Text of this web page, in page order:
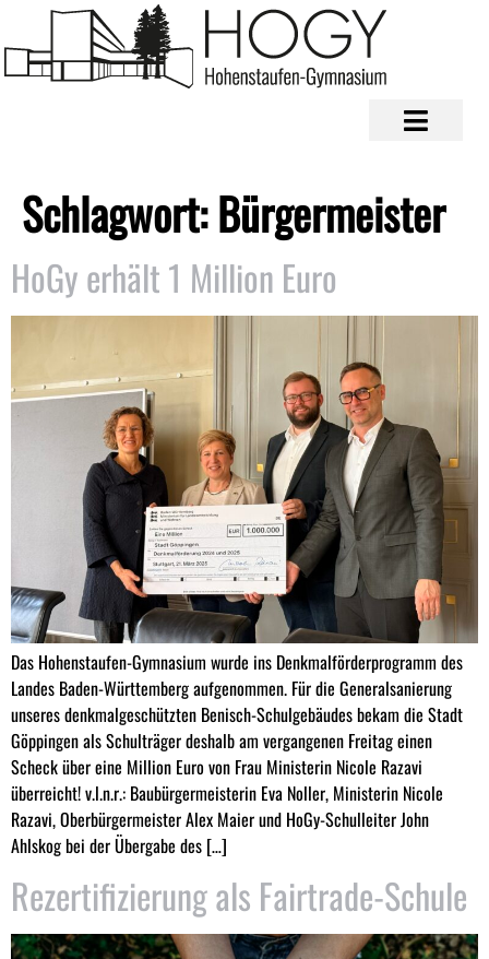
Schlagwort:Bürgermeister
HoGy erhält 1 Million Euro
Das Hohenstaufen-Gymnasium wurde ins Denkmalförderprogramm des
Landes Baden-Württemberg aufgenommen. Für die Generalsanierung
unseres denkmalgeschützten Benisch-Schulgebäudes bekam die Stadt
Göppingen als Schulträger deshalb am vergangenen Freitag einen
Scheck über eine Million Euro von Frau Ministerin Nicole Razavi
überreicht! v.l.n.r.: Baubürgermeisterin Eva Noller, Ministerin Nicole
Razavi, Oberbürgermeister Alex Maier und HoGy-Schulleiter John
Ahlskog bei der Übergabe des […]
Rezertifizierung als Fairtrade-Schule